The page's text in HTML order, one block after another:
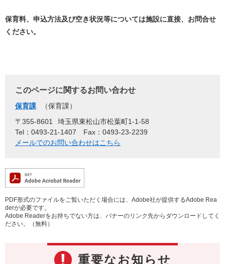
保育料、申込方法及び空き状況等については施設に直接、お問合せ
ください。
このページに関するお問い合わせ
保育課
保育課
〒355-8601
埼玉県東松山市松葉町1-1-58
Tel：0493-21-1407
Fax：0493-23-2239
メールでのお問い合わせはこちら
PDF形式のファイルをご覧いただく場合には、Adobe社が提供するAdobe Rea
derが必要です。
Adobe Readerをお持ちでない方は、バナーのリンク先からダウンロードしてく
ださい。（無料）
重要なお知らせ